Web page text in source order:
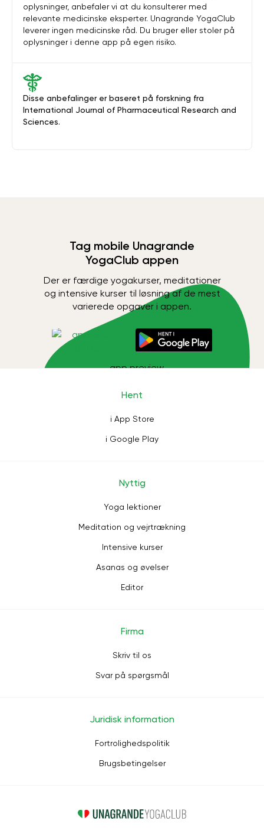
Disse anbefalinger er baseret på forskning fra
International Journal of Pharmaceutical Research and
Sciences.
oplysninger, anbefaler vi at du konsulterer med
relevante medicinske eksperter. Unagrande YogaClub
leverer ingen medicinske råd. Du bruger eller stoler på
oplysninger i denne app på egen risiko.
Tag mobile Unagrande
YogaClub appen
Der er færdige yogakurser, meditationer
og intensive kurser til løsning af de mest
varierede opgaver i appen.
Hent
i App Store
i Google Play
Nyttig
Yoga lektioner
Meditation og vejrtrækning
Intensive kurser
Asanas og øvelser
Editor
Firma
Skriv til os
Svar på spørgsmål
Juridisk information
Fortrolighedspolitik
Brugsbetingelser